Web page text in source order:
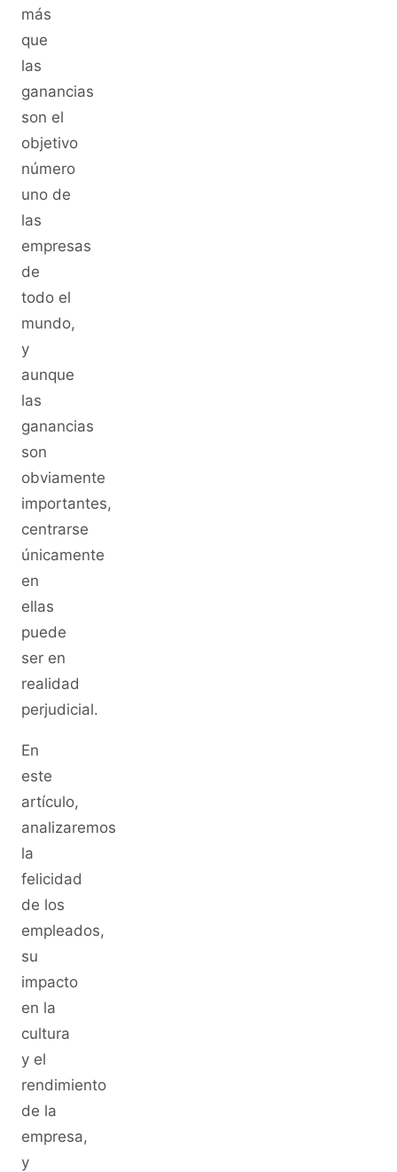
más
que
las
ganancias
son el
objetivo
número
uno de
las
empresas
de
todo el
mundo,
y
aunque
las
ganancias
son
obviamente
importantes,
centrarse
únicamente
en
ellas
puede
ser en
realidad
perjudicial.
En
este
artículo,
analizaremos
la
felicidad
de los
empleados,
su
impacto
en la
cultura
y el
rendimiento
de la
empresa,
y